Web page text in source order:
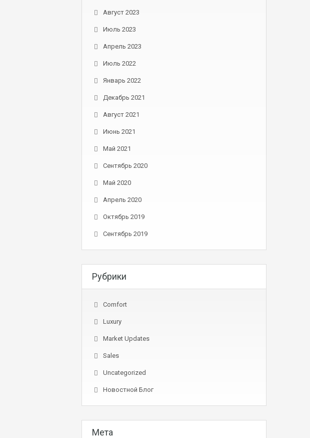
Август 2023
Июль 2023
Апрель 2023
Июль 2022
Январь 2022
Декабрь 2021
Август 2021
Июнь 2021
Май 2021
Сентябрь 2020
Май 2020
Апрель 2020
Октябрь 2019
Сентябрь 2019
Рубрики
Comfort
Luxury
Market Updates
Sales
Uncategorized
Новостной Блог
Мета